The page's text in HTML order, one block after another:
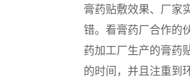
膏药贴敷效果、厂家
错。看膏药厂合作的
药加工厂生产的膏药
的时间，并且注重到